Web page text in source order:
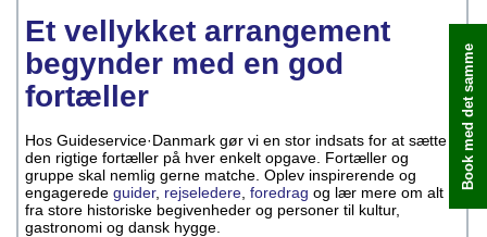
Et vellykket arrangement
begynder med en god
fortæller
Hos Guideservice·Danmark gør vi en stor indsats for at sætte
den rigtige fortæller på hver enkelt opgave. Fortæller og
gruppe skal nemlig gerne matche. Oplev inspirerende og
engagerede guider, rejseledere foredrag og lær mere om alt
fra store historiske begivenheder og personer til kultur,
gastronomi og dansk hygge.
Book med det samme